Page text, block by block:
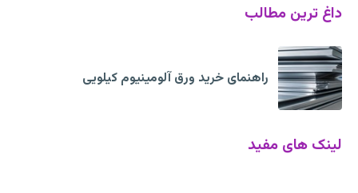
داغ ترین مطالب
راهنمای خرید ورق آلومینیوم کیلویی
لینک های مفید